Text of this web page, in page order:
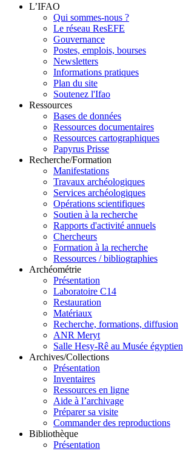
L’IFAO
Qui sommes-nous ?
Le réseau ResEFE
Gouvernance
Postes, emplois, bourses
Newsletters
Informations pratiques
Plan du site
Soutenez l'Ifao
Ressources
Bases de données
Ressources documentaires
Ressources cartographiques
Papyrus Prisse
Recherche/Formation
Manifestations
Travaux archéologiques
Services archéologiques
Opérations scientifiques
Soutien à la recherche
Rapports d'activité annuels
Chercheurs
Formation à la recherche
Ressources / bibliographies
Archéométrie
Présentation
Laboratoire C14
Restauration
Matériaux
Recherche, formations, diffusion
ANR Meryt
Salle Hesy-Rê au Musée égyptien
Archives/Collections
Présentation
Inventaires
Ressources en ligne
Aide à l’archivage
Préparer sa visite
Commander des reproductions
Bibliothèque
Présentation